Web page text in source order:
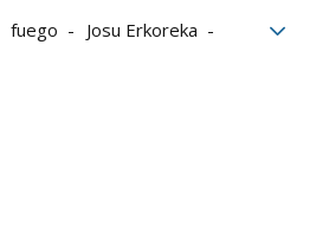
fuego
Josu Erkoreka